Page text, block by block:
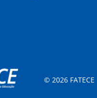
© 2026 FATECE